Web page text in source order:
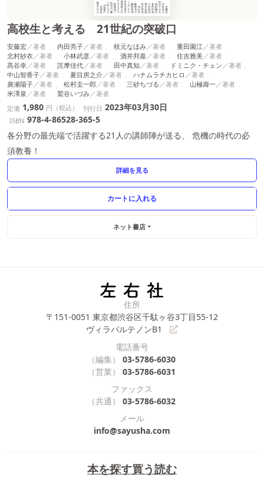
高校生と考える 21世紀の突破口
安藤宏 内田亮子 枝元なほみ
重田園江
北村紗衣
小林武彦 酒井邦嘉
住吉雅美
髙谷幸
詫摩佳代 田中真知
ドミニク・チェン
中山智香子
夏目房之介
ハナムラチカヒロ
廣瀬陽子
松村圭一郎 三砂ちづる
山極壽一
米澤泉
鷲谷いづみ
定価 1,980 円（税込） 刊行日 2023年03月30日
ISBN 978-4-86528-365-5
各分野の最先端で活躍する21人の講師陣が送る、 危機の時代の必
須教養！
詳細を見る
ネット書店
本を探す買う読む
住所
〒151-0051 東京都渋谷区千駄ヶ谷3丁目55-12
ヴィラパルテノンB1
電話番号
（編集）
03-5786-6030
（営業）
03-5786-6031
ファックス
（共通）
03-5786-6032
メール
info@sayusha.com